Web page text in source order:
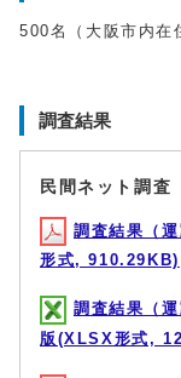
500名（大阪市内在
調査結果
民間ネット調査
調査結果（
形式, 910.29KB)
調査結果（
版(XLSX形式,